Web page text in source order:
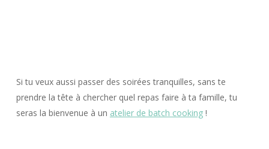
Si tu veux aussi passer des soirées tranquilles, sans te
prendre la tête à chercher quel repas faire à ta famille, tu
seras la bienvenue à un atelier de batch cooking!